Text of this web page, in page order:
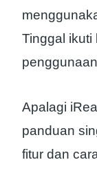
Tinggal ikuti
Apalagi
panduan
fitur dan